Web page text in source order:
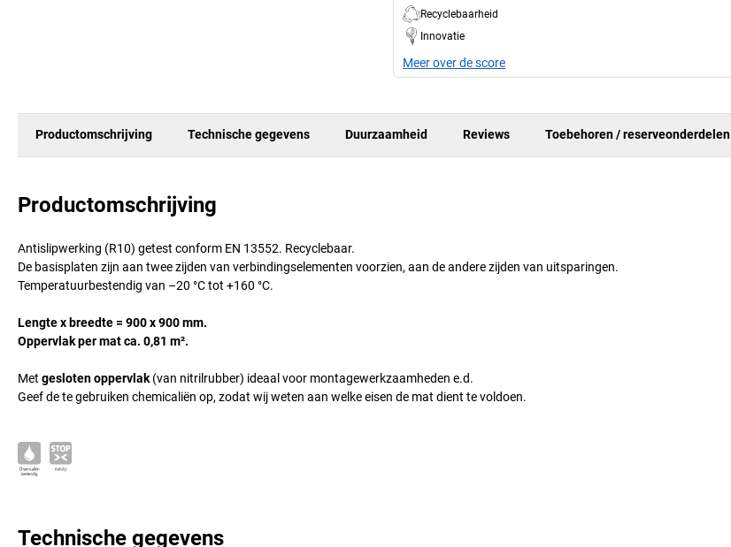
Recyclebaarheid
Innovatie
Meer over de score
Productomschrijving Technische gegevens Duurzaamheid Reviews Toebehoren / reserveonderdelen
Productomschrijving
Antislipwerking (R10) getest conform EN 13552. Recyclebaar.
De basisplaten zijn aan twee zijden van verbindingselementen voorzien, aan de andere zijden van uitsparingen.
Temperatuurbestendig van –20 °C tot +160 °C.
Lengte x breedte = 900 x 900 mm.
Oppervlak per mat ca. 0,81 m².
Met gesloten oppervlak (van nitrilrubber) ideaal voor montagewerkzaamheden e.d.
Geef de te gebruiken chemicaliën op, zodat wij weten aan welke eisen de mat dient te voldoen.
Technische gegevens